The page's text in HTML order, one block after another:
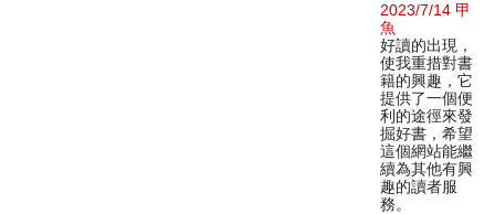
2023/7/14 甲
魚
好讀的出現，
使我重措對書
籍的興趣，它
提供了一個便
利的途徑來發
掘好書，希望
這個網站能繼
續為其他有興
趣的讀者服
務。